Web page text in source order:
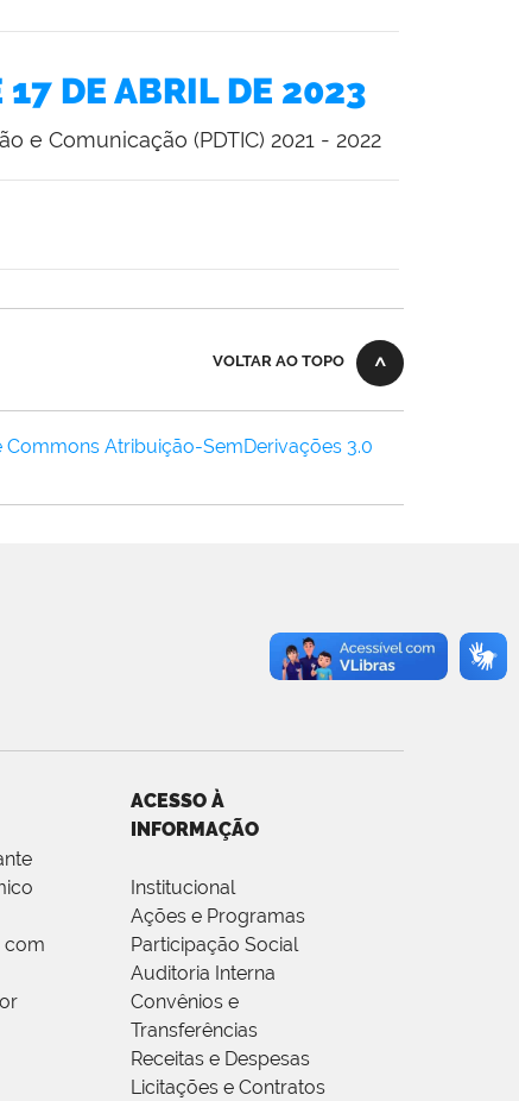
DE ABRIL DE 2023
e Comunicação (PDTIC) 2021 - 2022
VOLTAR AO TOPO
Commons Atribuição-SemDerivações 3.0
com
ACESSO À
INFORMAÇÃO
Institucional
Ações e Programas
Participação Social
Auditoria Interna
Convênios e
Transferências
Receitas e Despesas
Licitações e Contratos